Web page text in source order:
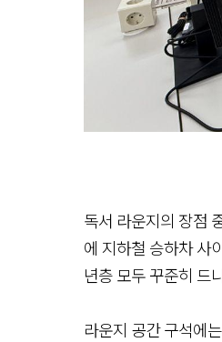
독서 라운지의 장점
에 지하철 승하차 사
년층 모두 꾸준히 드
라운지 공간 구석에는